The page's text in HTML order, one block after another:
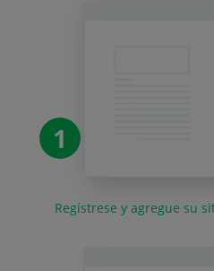
1
Regístrese y agregue su